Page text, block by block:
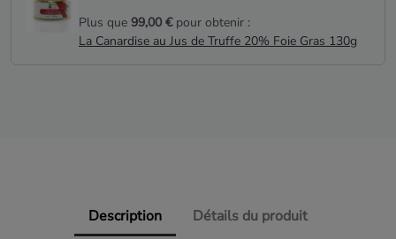
Plus que 99,00 €pour obtenir :
La Canardise au Jus de Truffe 20% Foie Gras 130g
Description
Détails du produit